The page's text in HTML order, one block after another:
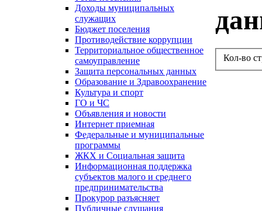
Доходы муниципальных
служащих
Бюджет поселения
Противодействие коррупции
Территориальное общественное
самоуправление
Защита персональных данных
Образование и Здравоохранение
Культура и спорт
ГО и ЧС
Объявления и новости
Интернет приемная
Федеральные и муниципальные
программы
ЖКХ и Социальная защита
Информационная поддержка
субъектов малого и среднего
предпринимательства
Прокурор разъясняет
Публичные слушания
Кол-во